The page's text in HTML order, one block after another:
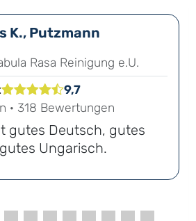
K., Putzmann
Rasa Reinigung e.U.
9,7
· 318 Bewertungen
gutes Deutsch, gutes
Ungarisch.